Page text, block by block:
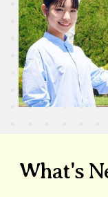
What's